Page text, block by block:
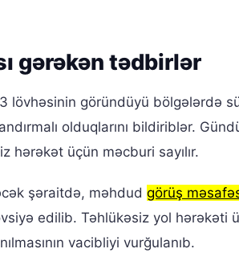
gərəkən tədbirlər
lövhəsinin göründüyü bölgələrdə
olduqlarını bildiriblər.
hərəkət üçün məcburi sayılır.
şəraitdə, məhdud görüş
edilib. Təhlükəsiz yol hərəkəti
vacibliyi vurğulanıb.